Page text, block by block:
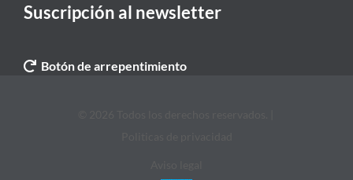
Suscripción al newsletter
Botón de arrepentimiento